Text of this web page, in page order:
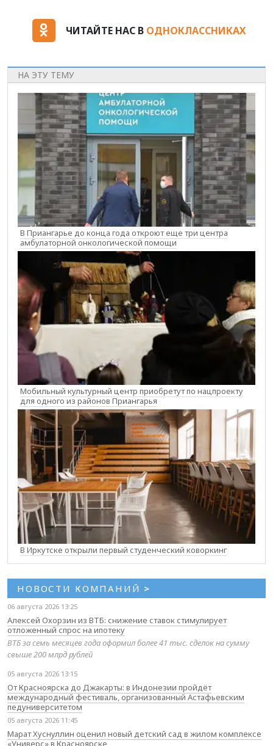
ЧИТАЙТЕ НАС В ОДНОКЛАССНИКАХ
НА ЭТУ ТЕМУ
В Приангарье до конца года откроют еще три центра
амбулаторной онкологической помощи
Мобильный культурный центр приобретут по нацпроекту
для одного из районов Приангарья
В Иркутске открыли первый студенческий коворкинг
НОВОСТИ КОМПАНИЙ >
06 августа 2026 13:25
Алексей Охорзин из ВТБ: снижение ставок стимулирует
отложенный спрос на ипотеку
ВТБ за семь месяцев года оформил более 41 тыс. сделок на сумму
свыше 200 млрд рублей
05 августа 2026 13:15
От Красноярска до Джакарты: в Индонезии пройдёт
международный фестиваль, организованный Астафьевским
педуниверситетом
05 августа 2026 11:45
Марат Хуснуллин оценил новый детский сад в жилом комплексе
«Универс» в Красноярске